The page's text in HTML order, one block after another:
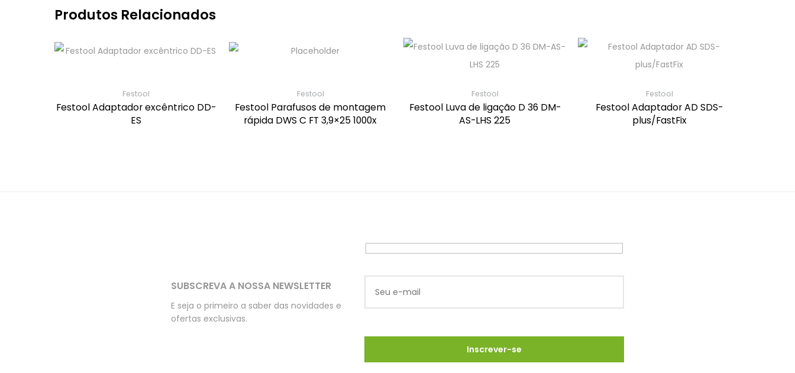
Produtos Relacionados
Festool
Festool Adaptador excêntrico DD-
ES
Festool
Festool Parafusos de montagem
rápida DWS C FT 3,9×25 1000x
Festool
Festool Luva de ligação D 36 DM-
AS-LHS 225
Festool
Festool Adaptador AD SDS-
plus/FastFix
SUBSCREVA A NOSSA NEWSLETTER
E seja o primeiro a saber das novidades e
ofertas exclusivas.